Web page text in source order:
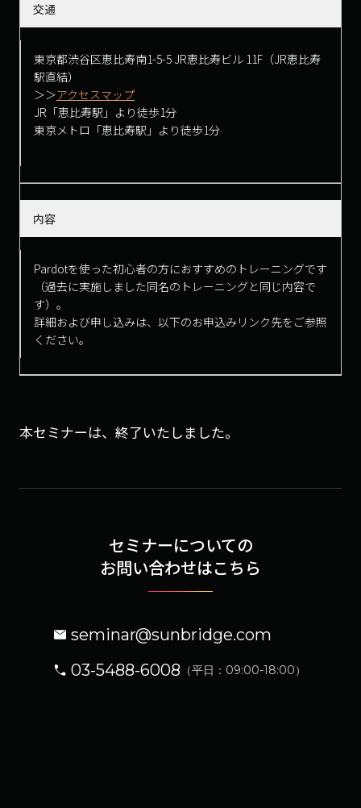
交通
東京都渋谷区恵比寿南1-5-5 JR恵比寿ビル 11F（JR恵比寿
駅直結）
＞＞アクセスマップ
JR「恵比寿駅」より徒歩1分
東京メトロ「恵比寿駅」より徒歩1分
内容
Pardotを使った初心者の方におすすめのトレーニングです
（過去に実施しました同名のトレーニングと同じ内容で
す）。
詳細および申し込みは、以下のお申込みリンク先をご参照
ください。
本セミナーは、終了いたしました。
セミナーについての
お問い合わせはこちら
seminar@sunbridge.com
03-5488-6008 （平日：09:00-18:00）